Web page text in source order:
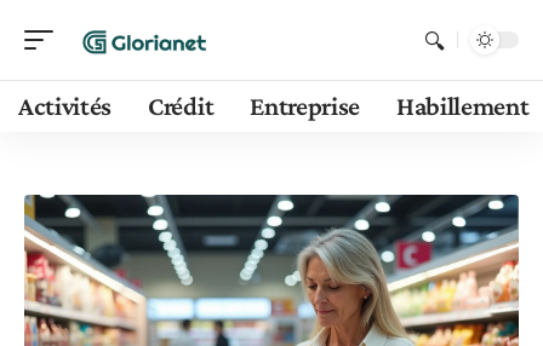
Activités Crédit Entreprise Habillement